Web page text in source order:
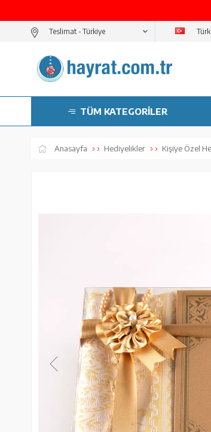
Teslimat -
TÜM KATEGORİLER
Anasayfa Hediyelikler Kişiye Özel